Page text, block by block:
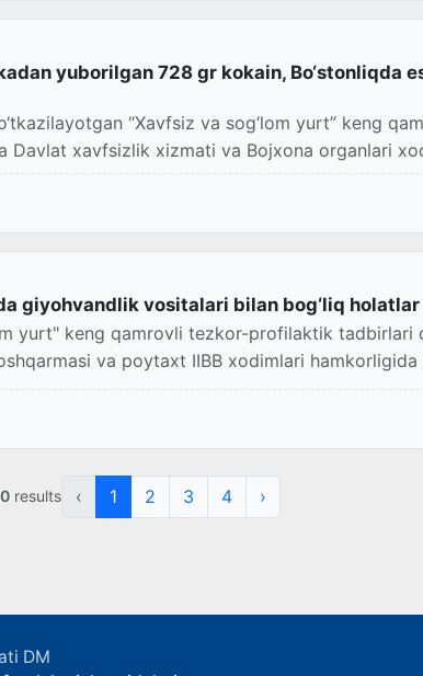
yuborilgan 728 gr kokain, Bo‘stonliqda
“Xavfsiz va sog‘lom yurt” keng
Davlat xavfsizlik xizmati va Bojxona organlari
giyohvandlik vositalari bilan bog‘liq
yurt" keng qamrovli tezkor-profilaktik tadbirlari
va poytaxt IIBB xodimlari
results ‹ 1 2 3 4 ›
DM